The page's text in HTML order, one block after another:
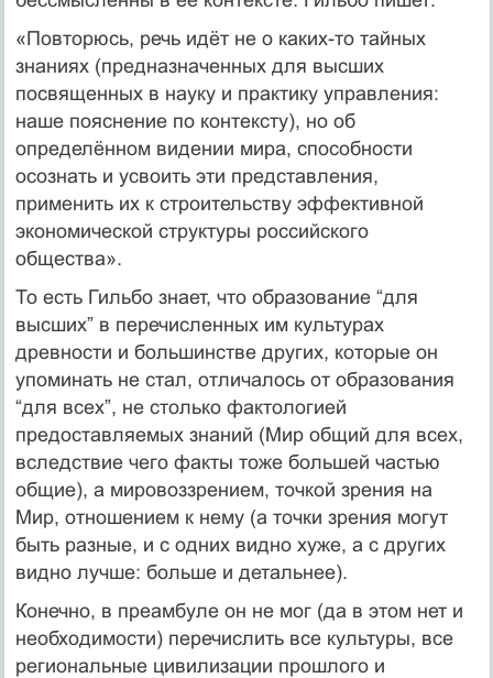
«Повторюсь, речь идёт не о каких-то тайных
знаниях (пред­наз­наченных для высших
посвященных в науку и практику управления:
наше пояснение по контексту), но об
определённом видении мира, способности
осознать и усвоить эти представления,
применить их к строительству эффективной
экономической структуры российского
общества».
То есть Гильбо знает, что образование “для
высших” в перечисленных им культурах
древности и большинстве других, которые он
упоминать не стал, отличалось от образования
“для всех”, не столь­ко фактологией
предоставляемых знаний (Мир общий для всех,
вследствие чего факты тоже большей частью
общие), а мировоззрением, точкой зрения на
Мир, отношением к нему (а точки зрения могут
быть разные, и с одних видно хуже, а с других
видно лучше: больше и детальнее).
Конечно, в преамбуле он не мог (да в этом нет и
необходимости) перечислить все культуры, все
региональные цивилизации прошлого и